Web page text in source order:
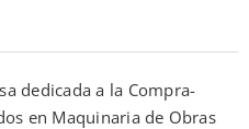
dedicada a la Compra-
en Maquinaria de Obras